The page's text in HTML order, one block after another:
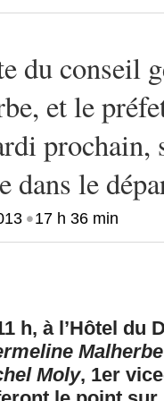
du conseil
et le
prochain,
dans le
•17 h 36 min
h, à l’Hôtel du
Malherbe
Moly, 1er